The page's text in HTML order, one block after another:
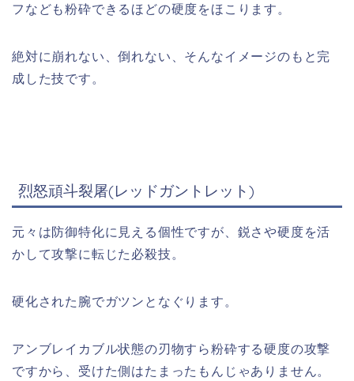
フなども粉砕できるほどの硬度をほこります。
絶対に崩れない、倒れない、そんなイメージのもと完
成した技です。
烈怒頑斗裂屠(レッドガントレット)
元々は防御特化に見える個性ですが、鋭さや硬度を活
かして攻撃に転じた必殺技。
硬化された腕でガツンとなぐります。
アンブレイカブル状態の刃物すら粉砕する硬度の攻撃
ですから、受けた側はたまったもんじゃありません。